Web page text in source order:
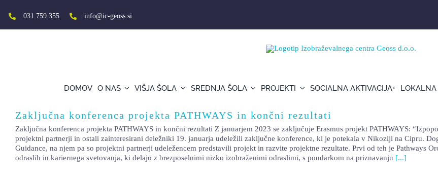
031 759 355 info@ic-geoss.si
DOMOV O NAS VIŠJA ŠOLA SREDNJA ŠOLA PROJEKTI SOCIALNA AKTIVACIJA+ LOKALNA
Zaključna konferenca projekta PATHWAYS in končni rezultati
Zaključna konferenca projekta PATHWAYS in končni rezultati Z januarjem 2023 se zaključuje Erasmus projekt PATHWAYS:
projektni partnerji in ostali zainteresirani deležniki 19. januarja udeležili zaključne konference, ki je potekala v Nikoziji na Cipru.
Guidance, na njem pa so projektni partnerji udeležencem predstavili projekt in razvite projektne rezultate. Prvi od teh je Pathways
odraslih in kariernega svetovanja, ki delajo z brezposelnimi nizko izobraženimi odraslimi, s poudarkom na priznavanju [...]